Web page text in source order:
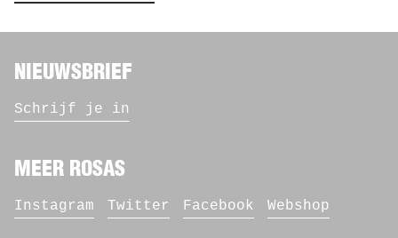
NIEUWSBRIEF
Schrijf je in
MEER ROSAS
Instagram Twitter Facebook Webshop